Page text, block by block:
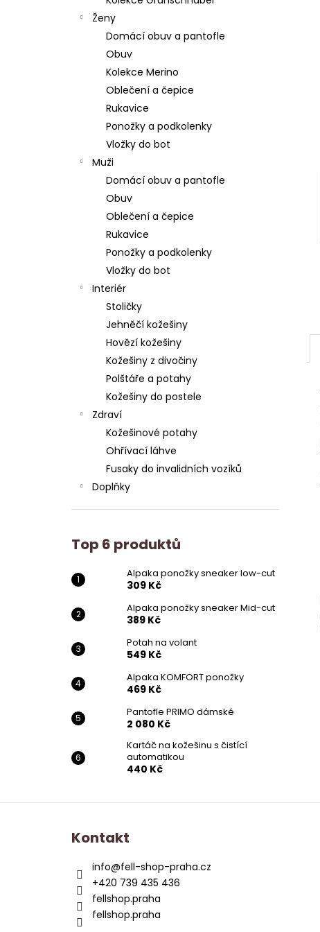
Ženy
Domácí obuv a pantofle
Obuv
Kolekce Merino
Oblečení a čepice
Rukavice
Ponožky a podkolenky
Vložky do bot
Muži
Domácí obuv a pantofle
Obuv
Oblečení a čepice
Rukavice
Ponožky a podkolenky
Vložky do bot
Interiér
Stoličky
Jehněčí kožešiny
Hovězí kožešiny
Kožešiny z divočiny
Polštáře a potahy
Kožešiny do postele
Zdraví
Kožešinové potahy
Ohřívací láhve
Fusaky do invalidních vozíků
Doplňky
Top 6 produktů
Alpaka ponožky sneaker low-cut
309 Kč
Alpaka ponožky sneaker Mid-cut
389 Kč
Potah na volant
549 Kč
Alpaka KOMFORT ponožky
469 Kč
Pantofle PRIMO dámské
2 080 Kč
Kartáč na kožešinu s čistící
automatikou
440 Kč
309 Kč
Z
Kontakt
info@fell-shop-praha.cz
+420 739 435 436
fellshop.praha
fellshop.praha